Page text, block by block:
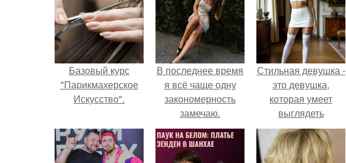
Базовый курс
"Парикмахерское
Искусство".
В последнее время
я всё чаще одну
закономерность
замечаю.
Стильная девушка -
это девушка,
которая умеет
выглядеть
привлекательно и
элегантно в любои
ситуации.